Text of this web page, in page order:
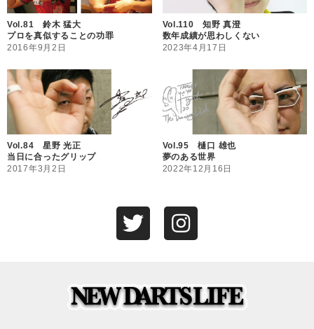
Vol.81 鈴木 猛大
プロを真似することの功罪
2016年9月2日
Vol.110 知野 真澄
数年成績が思わしくない
2023年4月17日
Vol.84 星野 光正
当日に合ったグリップ
2017年3月2日
Vol.95 樋口 雄也
夢のある世界
2022年12月16日